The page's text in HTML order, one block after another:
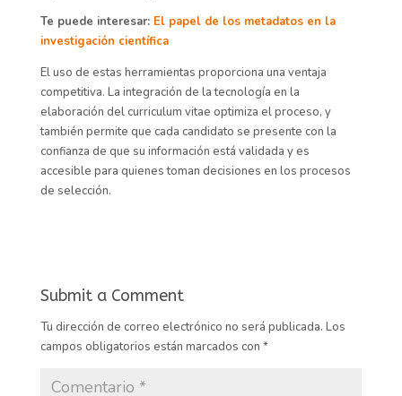
Te puede interesar: El papel de los metadatos en la
investigación científica
El uso de estas herramientas proporciona una ventaja
competitiva. La integración de la tecnología en la
elaboración del curriculum vitae optimiza el proceso, y
también permite que cada candidato se presente con la
confianza de que su información está validada y es
accesible para quienes toman decisiones en los procesos
de selección.
Submit a Comment
Tu dirección de correo electrónico no será publicada. Los
campos obligatorios están marcados con *